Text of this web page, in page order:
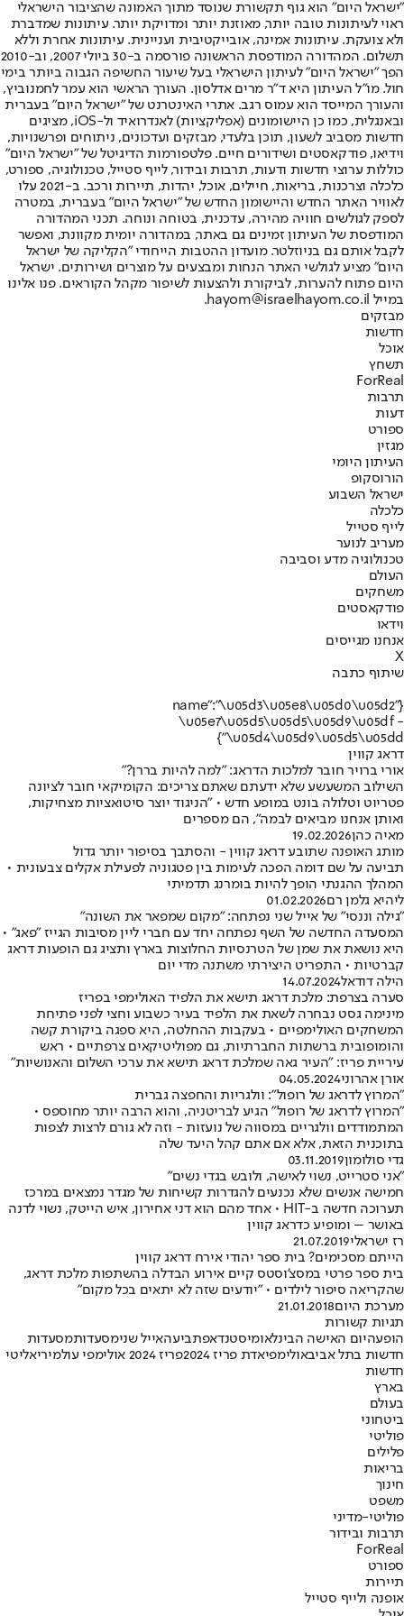
"ישראל היום" הוא גוף תקשורת שנוסד מתוך האמונה שהציבור הישראלי
ראוי לעיתונות טובה יותר, מאוזנת יותר ומדויקת יותר. עיתונות שמדברת
ולא צועקת. עיתונות אמינה, אובייקטיבית ועניינית. עיתונות אחרת וללא
תשלום. המהדורה המודפסת הראשונה פורסמה ב-30 ביולי 2007, וב-2010
הפך "ישראל היום" לעיתון הישראלי בעל שיעור החשיפה הגבוה ביותר בימי
חול. מו"ל העיתון היא ד"ר מרים אדלסון. העורך הראשי הוא עמר לחמנוביץ,
והעורך המייסד הוא עמוס רגב. אתרי האינטרנט של "ישראל היום" בעברית
ובאנגלית, כמו כן היישומונים (אפליקציות) לאנדרואיד ול-iOS, מציגים
חדשות מסביב לשעון, תוכן בלעדי, מבזקים ועדכונים, ניתוחים ופרשנויות,
וידיאו, פודקאסטים ושידורים חיים. פלטפורמות הדיגיטל של "ישראל היום"
כוללות ערוצי חדשות ודעות, תרבות ובידור, לייף סטייל, טכנולוגיה, ספורט,
כלכלה וצרכנות, בריאות, חיילים, אוכל, יהדות, תיירות ורכב. ב-2021 עלו
לאוויר האתר החדש והיישומון החדש של "ישראל היום" בעברית, במטרה
לספק לגולשים חוויה מהירה, עדכנית, בטוחה ונוחה. תכני המהדורה
המודפסת של העיתון זמינים גם באתר, במהדורה יומית מקוונת, ואפשר
לקבל אותם גם בניוזלטר. מועדון ההטבות הייחודי "הקליקה של ישראל
היום" מציע לגולשי האתר הנחות ומבצעים על מוצרים ושירותים. ישראל
היום פתוח להערות, לביקורת ולהצעות לשיפור מקהל הקוראים. פנו אלינו
במייל hayom@israelhayom.co.il.
מבזקים
חדשות
אוכל
תשחץ
ForReal
תרבות
דעות
ספורט
מגזין
העיתון היומי
הורוסקופ
ישראל השבוע
כלכלה
לייף סטייל
מעריב לנוער
טכנולוגיה מדע וסביבה
העולם
משחקים
פודקאסטים
וידאו
אנחנו מגייסים
X
שיתוף כתבה
{"name":"\u05d3\u05e8\u05d0\u05d2
\u05e7\u05d5\u05d5\u05d9\u05df -
\u05d4\u05d9\u05d5\u05dd"}
דראג קווין
אורי ברויר חובר למלכות הדראג: "למה להיות בררן?"
השילוב המשעשע שלא ידעתם שאתם צריכים: הקומיקאי חובר לציונה
פטריוט וטלולה בונט במופע חדש • "הניגוד יוצר סיטואציות מצחיקות,
ואותן אנחנו מביאים לבמה", הם מספרים
מאיה כהן19.02.2026
מותג האופנה שתובע דראג קווין - והסתבך בסיפור יותר גדול
תביעה על שם דומה הפכה לעימות בין פטגוניה לפעילת אקלים צבעונית •
המהלך ההגנתי הופך להיות בומרנג תדמיתי
ליהיא גלמן רם01.02.2026
"גילה וננסי" של אייל שני נפתחה: "מקום שמפאר את השונה"
המסעדה החדשה של השף נפתחה יחד עם חברי ליין מסיבות הגייז "פאג" •
היא נושאת את שמן של הטרנסיות החלוצות בארץ ותציג גם הופעות דראג
קברטיות • התפריט היצירתי משתנה מדי יום
הילה דודאל14.07.2024
סערה בצרפת: מלכת דראג תישא את הלפיד האולימפי בפריז
מינימה גסט נבחרה לשאת את הלפיד בעיר כשבוע וחצי לפני פתיחת
המשחקים האולימפיים • בעקבות ההחלטה, היא ספגה ביקורת קשה
והומופובית ברשתות החברתיות, גם מפוליטיקאים צרפתיים • ראש
עיריית פריז: "העיר גאה שמלכת דראג תישא את ערכי השלום והאנושיות"
אורן אהרוני04.05.2024
"המרוץ לדראג של רופול": וולגריות והחפצה גברית
"המרוץ לדראג של רופול" הגיע לבריטניה, והוא הרבה יותר מחוספס •
המתמודדים וולגריים במסווה של נועזות - וזה לא גורם לרצות לצפות
בתוכנית הזאת, אלא אם אתם קהל היעד שלה
גדי סולומון03.11.2019
"אני סטרייט, נשוי לאישה, ולובש בגדי נשים"
חמישה אנשים שלא נכנעים להגדרות קשיחות של מגדר נמצאים במרכז
תערוכה חדשה ב-HIT • אחד מהם הוא דני אחירון, איש הייטק, נשוי לדנה
באושר – ומופיע כדראג קווין
רז ישראלי21.07.2019
הייתם מסכימים? בית ספר יהודי אירח דראג קווין
בית ספר פרטי במסצ'וסטס קיים אירוע הבדלה בהשתפות מלכת דראג,
שהקריאה סיפור לילדים • "יודעים שזה לא יתאים בכל מקום"
מערכת היום21.01.2018
תגיות קשורות
הופעהיום האישה הבינלאומיסטנדאפתביעהאייל שנימסעדותמסעדות
חדשות בתל אביבאולימפיאדת פריז 2024 פריז 2024 אולימפי עולמי
ריאליטי
חדשות
בארץ
בעולם
ביטחוני
פוליטי
פלילים
בריאות
חינוך
משפט
פוליטי-מדיני
תרבות ובידור
ForReal
ספורט
תיירות
אופנה ולייף סטייל